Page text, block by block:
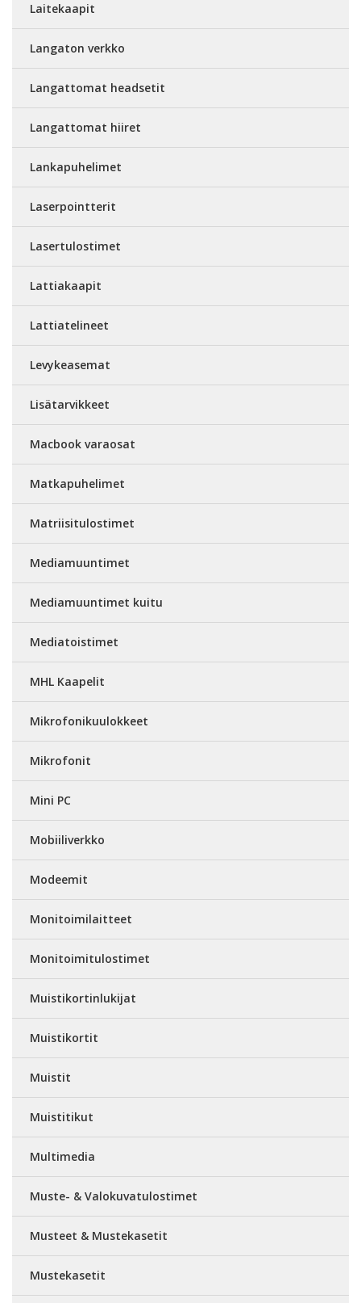
Laitekaapit
Langaton verkko
Langattomat headsetit
Langattomat hiiret
Lankapuhelimet
Laserpointterit
Lasertulostimet
Lattiakaapit
Lattiatelineet
Levykeasemat
Lisätarvikkeet
Macbook varaosat
Matkapuhelimet
Matriisitulostimet
Mediamuuntimet
Mediamuuntimet kuitu
Mediatoistimet
MHL Kaapelit
Mikrofonikuulokkeet
Mikrofonit
Mini PC
Mobiiliverkko
Modeemit
Monitoimilaitteet
Monitoimitulostimet
Muistikortinlukijat
Muistikortit
Muistit
Muistitikut
Multimedia
Muste- & Valokuvatulostimet
Musteet & Mustekasetit
Mustekasetit